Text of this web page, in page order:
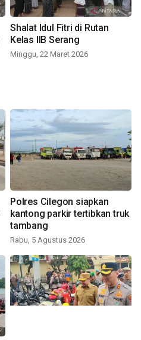
Shalat Idul Fitri di Rutan
Kelas IIB Serang
Minggu, 22 Maret 2026
Polres Cilegon siapkan
kantong parkir tertibkan truk
tambang
Rabu, 5 Agustus 2026